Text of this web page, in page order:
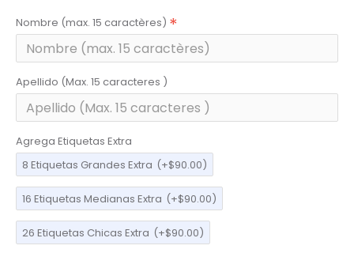
Nombre (max. 15 caractères)
Apellido (Max. 15 caracteres )
Agrega Etiquetas Extra
8 Etiquetas Grandes Extra (+$90.00)
16 Etiquetas Medianas Extra (+$90.00)
26 Etiquetas Chicas Extra (+$90.00)